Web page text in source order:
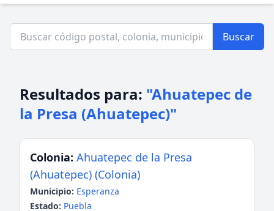
Buscar
Resultados para: "Ahuatepec de
la Presa (Ahuatepec)"
Colonia: Ahuatepec de la Presa
(Ahuatepec) (Colonia)
Municipio: Esperanza
Estado: Puebla